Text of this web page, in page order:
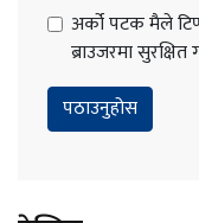
अर्को पटक मैले
ब्राउजरमा सुरक्षित